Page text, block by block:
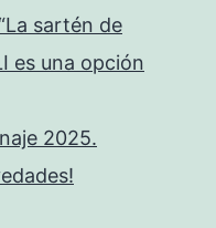
sartén de
es una opción
2025.